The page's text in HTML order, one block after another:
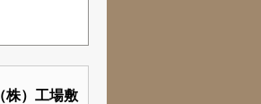
株）工場敷